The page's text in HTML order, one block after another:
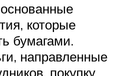
которые
бумагами.
направленные
покупку